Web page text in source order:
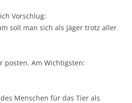
Vorschlug:
soll man sich als Jäger trotz aller
posten. Am Wichtigsten:
Menschen für das Tier als